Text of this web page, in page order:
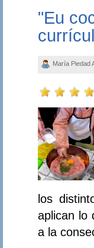
"Eu
María Piedad
los
aplican lo
a la